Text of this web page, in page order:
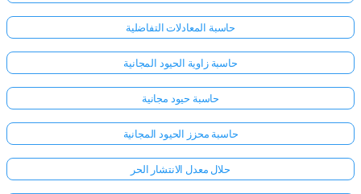
حاسبة المعادلات التفاضلية
حاسبة زاوية الحيود المجانية
حاسبة حيود مجانية
حاسبة محزز الحيود المجانية
حلال معدل الانتشار الحر